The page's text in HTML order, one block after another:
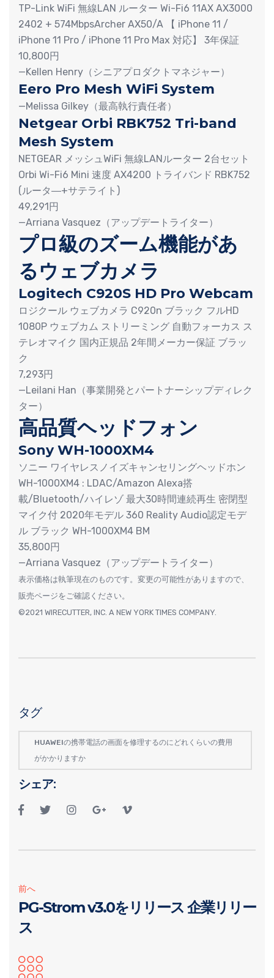
TP-Link WiFi 無線LAN ルーター Wi-Fi6 11AX AX3000
2402 + 574MbpsArcher AX50/A 【 iPhone 11 /
iPhone 11 Pro / iPhone 11 Pro Max 対応】 3年保証
10,800円
—Kellen Henry（シニアプロダクトマネジャー）
Eero Pro Mesh WiFi System
—Melissa Gilkey（最高執行責任者）
Netgear Orbi RBK752 Tri-band
Mesh System
NETGEAR メッシュWiFi 無線LANルーター 2台セット
Orbi Wi-Fi6 Mini 速度 AX4200 トライバンド RBK752
(ルータ―+サテライト)
49,291円
—Arriana Vasquez（アップデートライター）
プロ級のズーム機能があ
るウェブカメラ
Logitech C920S HD Pro Webcam
ロジクール ウェブカメラ C920n ブラック フルHD
1080P ウェブカム ストリーミング 自動フォーカス ス
テレオマイク 国内正規品 2年間メーカー保証 ブラッ
ク
7,293円
—Leilani Han（事業開発とパートナーシップディレク
ター）
高品質ヘッドフォン
Sony WH-1000XM4
ソニー ワイヤレスノイズキャンセリングヘッドホン
WH-1000XM4 : LDAC/Amazon Alexa搭
載/Bluetooth/ハイレゾ 最大30時間連続再生 密閉型
マイク付 2020年モデル 360 Reality Audio認定モデ
ル ブラック WH-1000XM4 BM
35,800円
—Arriana Vasquez（アップデートライター）
表示価格は執筆現在のものです。変更の可能性がありますので、
販売ページをご確認ください。
©2021 WIRECUTTER, INC. A NEW YORK TIMES COMPANY.
タグ
HUAWEIの携帯電話の画面を修理するのにどれくらいの費用
がかかりますか
シェア:
前へ
PG-Strom v3.0をリリース 企業リリー
ス